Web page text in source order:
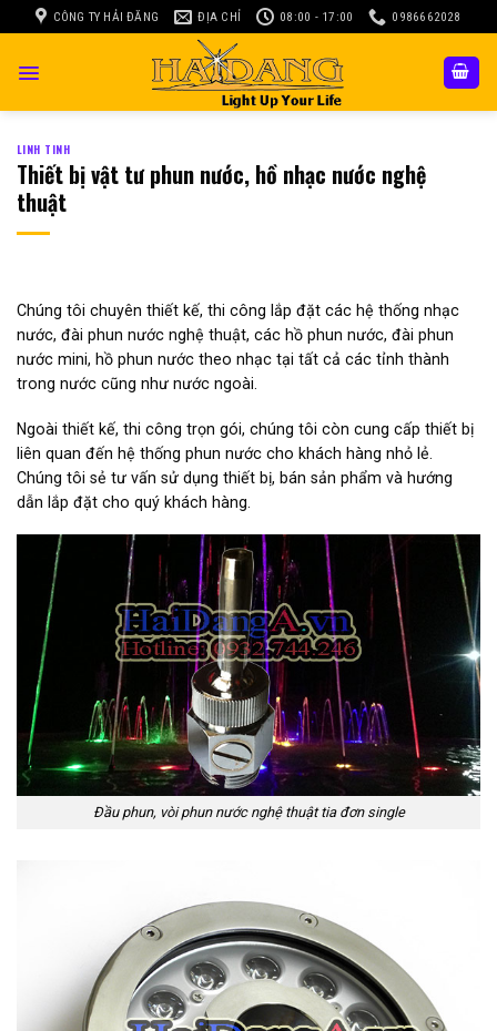
to
CÔNG TY HẢI ĐĂNG ĐỊA CHỈ 08:00 - 17:00 0986662028
LINH TINH
Thiết bị vật tư phun nước, hồ nhạc nước nghệ
thuật
Chúng tôi chuyên thiết kế, thi công lắp đặt các hệ thống nhạc
nước, đài phun nước nghệ thuật, các hồ phun nước, đài phun
nước mini, hồ phun nước theo nhạc tại tất cả các tỉnh thành
trong nước cũng như nước ngoài.
Ngoài thiết kế, thi công trọn gói, chúng tôi còn cung cấp thiết bị
liên quan đến hệ thống phun nước cho khách hàng nhỏ lẻ.
Chúng tôi sẻ tư vấn sử dụng thiết bị, bán sản phẩm và hướng
dẫn lắp đặt cho quý khách hàng.
Đầu phun, vòi phun nước nghệ thuật tia đơn single